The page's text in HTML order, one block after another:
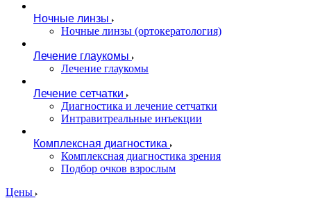
Ночные линзы
Ночные линзы (ортокератология)
Лечение глаукомы
Лечение глаукомы
Лечение сетчатки
Диагностика и лечение сетчатки
Интравитреальные инъекции
Комплексная диагностика
Комплексная диагностика зрения
Подбор очков взрослым
Цены